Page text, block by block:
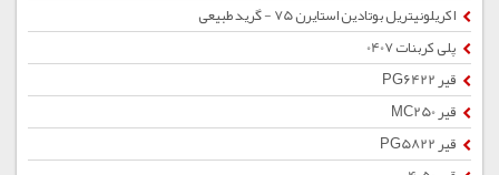
اکریلونیتریل بوتادین استایرن 75 - گرید طبیعی
پلی کربنات 0407
قیر PG6422
قیر MC250
قیر PG5822